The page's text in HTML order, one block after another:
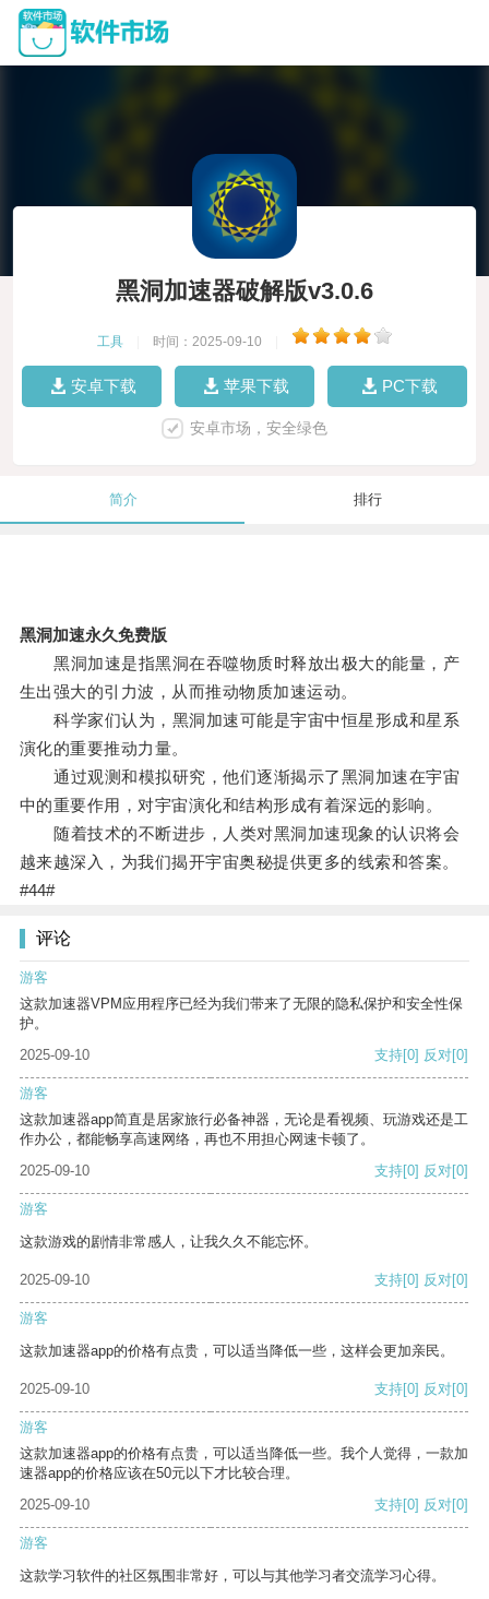
黑洞加速器破解版v3.0.6
工具 时间：2025-09-10
安卓下载 苹果下载 PC下载
安卓市场，安全绿色
简介 排行
黑洞加速永久免费版
黑洞加速是指黑洞在吞噬物质时释放出极大的能量，产
生出强大的引力波，从而推动物质加速运动。
科学家们认为，黑洞加速可能是宇宙中恒星形成和星系
演化的重要推动力量。
通过观测和模拟研究，他们逐渐揭示了黑洞加速在宇宙
中的重要作用，对宇宙演化和结构形成有着深远的影响。
随着技术的不断进步，人类对黑洞加速现象的认识将会
越来越深入，为我们揭开宇宙奥秘提供更多的线索和答案。
#44#
评论
游客
这款加速器VPM应用程序已经为我们带来了无限的隐私保护和安全性保
护。
2025-09-10
支持[0] 反对[0]
游客
这款加速器app简直是居家旅行必备神器，无论是看视频、玩游戏还是工
作办公，都能畅享高速网络，再也不用担心网速卡顿了。
2025-09-10
支持[0] 反对[0]
游客
这款游戏的剧情非常感人，让我久久不能忘怀。
2025-09-10 支持[0] 反对[0]
游客
这款加速器app的价格有点贵，可以适当降低一些，这样会更加亲民。
2025-09-10 支持[0] 反对[0]
游客
这款加速器app的价格有点贵，可以适当降低一些。我个人觉得，一款加
速器app的价格应该在50元以下才比较合理。
2025-09-10
支持[0] 反对[0]
游客
这款学习软件的社区氛围非常好，可以与其他学习者交流学习心得。